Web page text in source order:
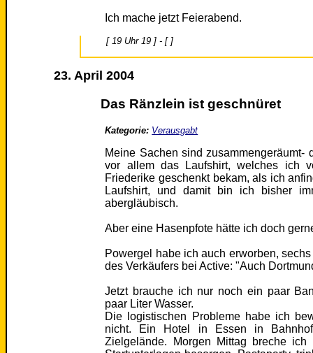
Ich mache jetzt Feierabend.
[ 19 Uhr 19 ] - [ ]
23. April 2004
Das Ränzlein ist geschnüret
Kategorie: Verausgabt
Meine Sachen sind zusammengeräumt-
vor allem das Laufshirt, welches ich
Friederike geschenkt bekam, als ich
Laufshirt, und damit bin ich bisher
abergläubisch.
Aber eine Hasenpfote hätte ich doch
Powergel habe ich auch erworben,
des Verkäufers bei Active: "Auch
Jetzt brauche ich nur noch ein paar
paar Liter Wasser.
Die logistischen Probleme habe ich
nicht. Ein Hotel in Essen in
Zielgelände. Morgen Mittag breche